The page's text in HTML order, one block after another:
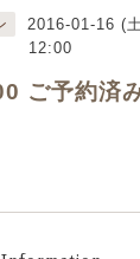
2016-01-16 (
12:00
ご予約済